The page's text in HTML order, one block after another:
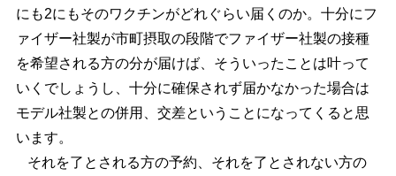
にも2にもそのワクチンがどれぐらい届くのか。十分にフ
ァイザー社製が市町摂取の段階でファイザー社製の接種
を希望される方の分が届けば、そういったことは叶って
いくでしょうし、十分に確保されず届かなかった場合は
モデル社製との併用、交差ということになってくると思
います。
それを了とされる方の予約、それを了とされない方の